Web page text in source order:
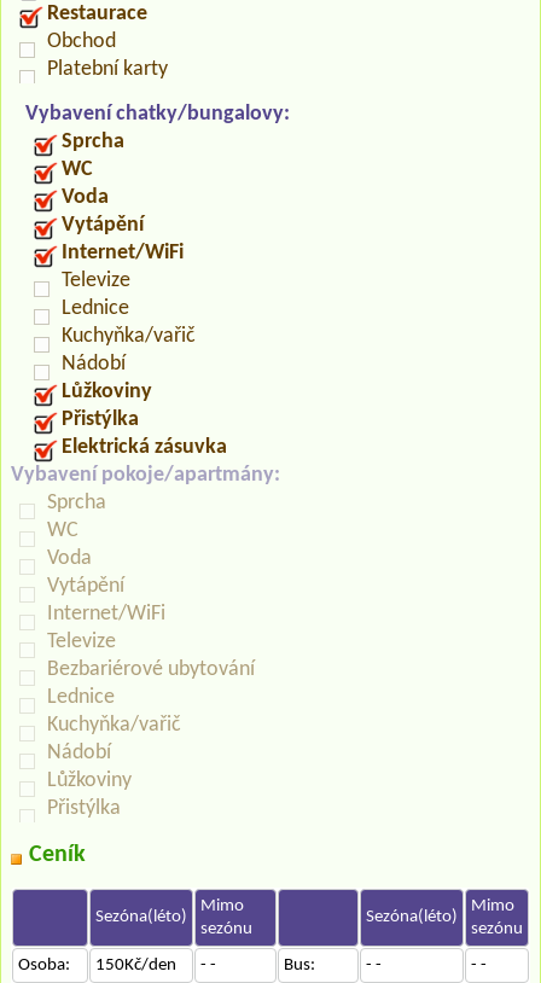
Restaurace
Obchod
Platební karty
Vybavení chatky/bungalovy:
Sprcha
WC
Voda
Vytápění
Internet/WiFi
Televize
Lednice
Kuchyňka/vařič
Nádobí
Lůžkoviny
Přistýlka
Elektrická zásuvka
Vybavení pokoje/apartmány:
Sprcha
WC
Voda
Vytápění
Internet/WiFi
Televize
Bezbariérové ubytování
Lednice
Kuchyňka/vařič
Nádobí
Lůžkoviny
Přistýlka
Ceník
Sezóna(léto)
Mimo
sezónu
Sezóna(léto)
Mimo
sezónu
Osoba:
150Kč/den - - Bus: - -
- -